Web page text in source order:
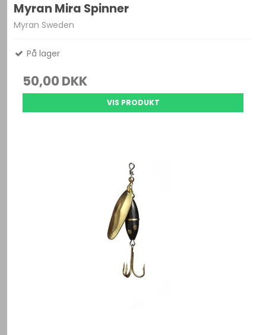
Myran Mira Spinner
Myran Sweden
På lager
50,00 DKK
VIS PRODUKT